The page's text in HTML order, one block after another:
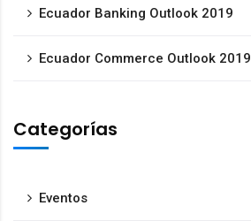
Ecuador Banking Outlook 2019
Ecuador Commerce Outlook 2019
Categorías
Eventos